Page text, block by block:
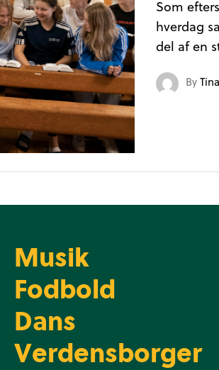
Som
hverdag
del af en
By
Musik
Fodbold
Dans
Verdensborger